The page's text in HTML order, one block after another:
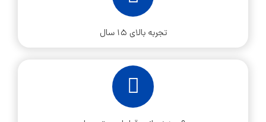
تجربه بالای ۱۵ سال